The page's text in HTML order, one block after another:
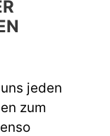
jeden
zum